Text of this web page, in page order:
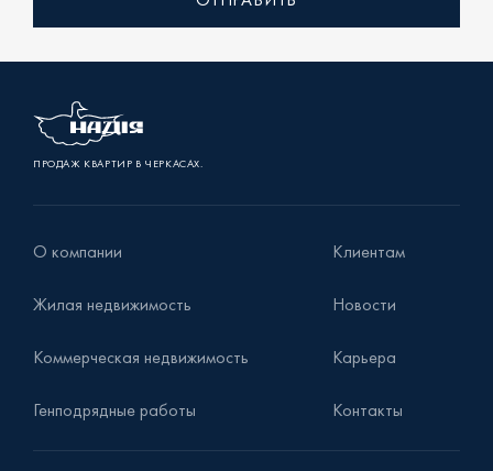
Уточнить наличие
ПРОДАЖ КВАРТИР В ЧЕРКАСАХ.
О компании Клиентам
Жилая недвижимость Новости
Коммерческая недвижимость Карьера
Генподрядные работы Контакты